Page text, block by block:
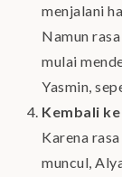
menjalani
Namun
mulai
Yasmin,
Kembali
Karena
muncul,